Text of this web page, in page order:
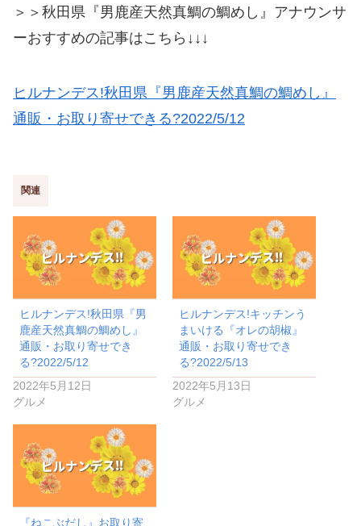
＞＞秋田県『男鹿産天然真鯛の鯛めし』アナウンサ
ーおすすめの記事はこちら↓↓↓
ヒルナンデス!秋田県『男鹿産天然真鯛の鯛めし』
通販・お取り寄せできる?2022/5/12
関連
ヒルナンデス!秋田県『男
鹿産天然真鯛の鯛めし』
通販・お取り寄せでき
る?2022/5/12
2022年5月12日
グルメ
ヒルナンデス!キッチンう
まいける『オレの胡椒』
通販・お取り寄せでき
る?2022/5/13
2022年5月13日
グルメ
『ねこぶだし』お取り寄